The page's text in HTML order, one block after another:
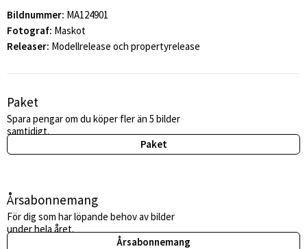
Bildnummer: MA124901
Fotograf: Maskot
Releaser: Modellrelease och propertyrelease
Paket
Spara pengar om du köper fler än 5 bilder
samtidigt.
Paket
Årsabonnemang
För dig som har löpande behov av bilder
under hela året.
Årsabonnemang